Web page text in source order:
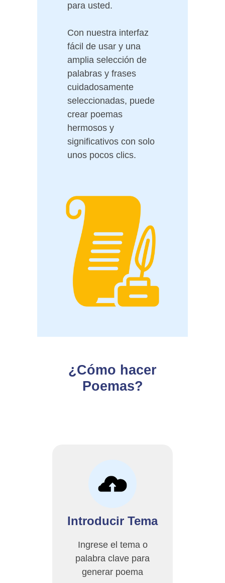
para usted.
Con nuestra interfaz
fácil de usar y una
amplia selección de
palabras y frases
cuidadosamente
seleccionadas, puede
crear poemas
hermosos y
significativos con solo
unos pocos clics.
¿Cómo hacer
Poemas?
Introducir Tema
Ingrese el tema o
palabra clave para
generar poema